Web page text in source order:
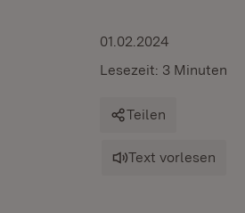
01.02.2024
Lesezeit: 3 Minuten
Teilen
Text vorlesen